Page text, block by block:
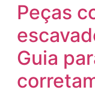
Peças
Guia